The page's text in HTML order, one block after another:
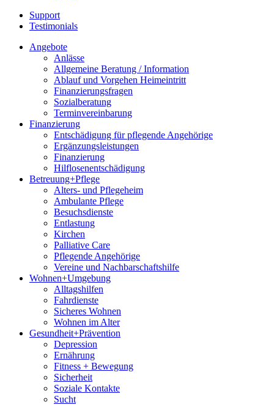
Support
Testimonials
Angebote
Anlässe
Allgemeine Beratung / Information
Ablauf und Vorgehen Heimeintritt
Finanzierungsfragen
Sozialberatung
Terminvereinbarung
Finanzierung
Entschädigung für pflegende Angehörige
Ergänzungsleistungen
Finanzierung
Hilflosenentschädigung
Betreuung+Pflege
Alters- und Pflegeheim
Ambulante Pflege
Besuchsdienste
Entlastung
Kirchen
Palliative Care
Pflegende Angehörige
Vereine und Nachbarschaftshilfe
Wohnen+Umgebung
Alltagshilfen
Fahrdienste
Sicheres Wohnen
Wohnen im Alter
Gesundheit+Prävention
Depression
Ernährung
Fitness + Bewegung
Sicherheit
Soziale Kontakte
Sucht